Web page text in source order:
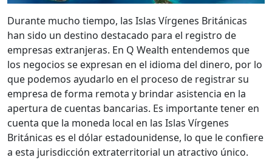
Durante mucho tiempo, las Islas Vírgenes Británicas
han sido un destino destacado para el registro de
empresas extranjeras. En Q Wealth entendemos que
los negocios se expresan en el idioma del dinero, por lo
que podemos ayudarlo en el proceso de registrar su
empresa de forma remota y brindar asistencia en la
apertura de cuentas bancarias. Es importante tener en
cuenta que la moneda local en las Islas Vírgenes
Británicas es el dólar estadounidense, lo que le confiere
a esta jurisdicción extraterritorial un atractivo único.